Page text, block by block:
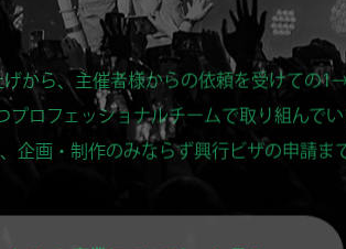
から、主催者様からの依頼を受けての
プロフェッショナルチームで取り組んでい
企画・制作のみならず興行ビザの申請ま